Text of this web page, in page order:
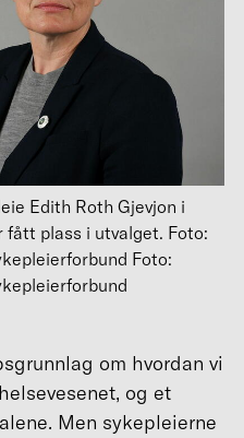
Edith Roth Gjevjon i
plass i utvalget. Foto:
Foto:
om hvordan vi
og et
Men sykepleierne